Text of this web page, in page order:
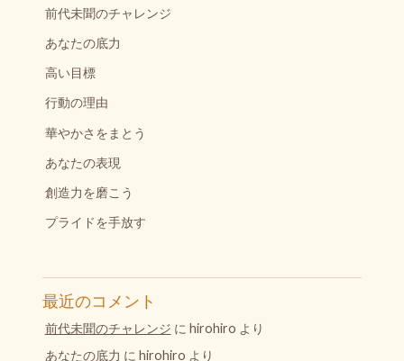
前代未聞のチャレンジ
あなたの底力
高い目標
行動の理由
華やかさをまとう
あなたの表現
創造力を磨こう
プライドを手放す
最近のコメント
前代未聞のチャレンジ に hirohiro より
あなたの底力 に hirohiro より